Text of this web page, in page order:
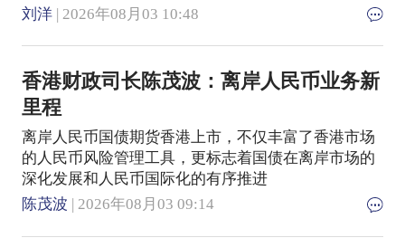
刘洋| 2026年08月03 10:48
香港财政司长陈茂波：离岸人民币业务新
里程
离岸人民币国债期货香港上市，不仅丰富了香港市场
的人民币风险管理工具，更标志着国债在离岸市场的
深化发展和人民币国际化的有序推进
陈茂波 | 2026年08月03 09:14